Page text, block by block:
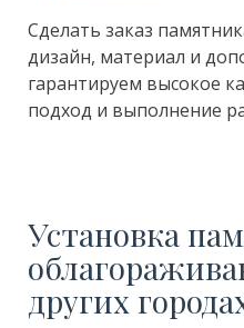
Сделать заказ
дизайн, материал и
гарантируем высокое
подход и выполнение
Установка
других